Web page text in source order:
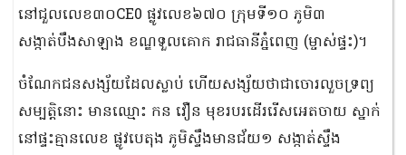
នៅជួលលេខ៣០CE0 ផ្លូវលេខ៦៧០ ក្រុមទី១០ ភូមិ៣
សង្កាត់បឹងសាឡាង ខណ្ឌទួលគោក រាជធានីភ្នំពេញ (ម្ចាស់ផ្ទះ)។
ចំណែកជនសង្ស័យដែលស្លាប់ ហើយសង្ស័យថាជាចោរលួចទ្រព្យ
សម្បត្តិនោះ មានឈ្មោះ កន វឿន មុខរបរដើររើសអេតចាយ ស្នាក់
នៅផ្ទះគ្មានលេខ ផ្លូវបេតុង ភូមិស្ទឹងមានជ័យ១ សង្កាត់ស្ទឹង